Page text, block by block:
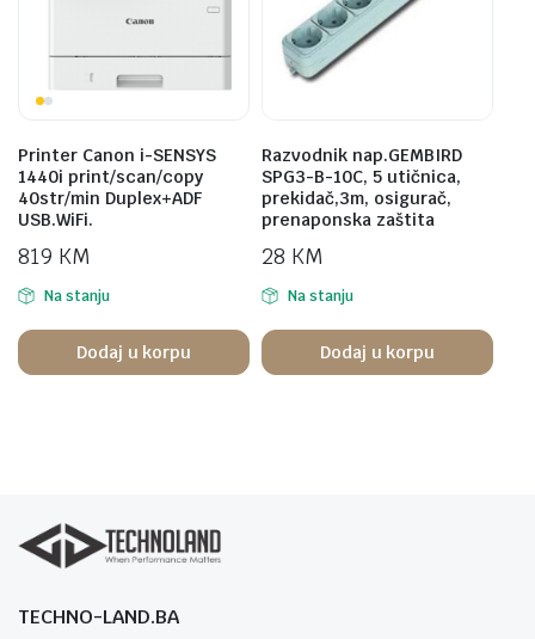
Printer Canon i-SENSYS
1440i print/scan/copy
40str/min Duplex+ADF
USB.WiFi.
819 KM
Na stanju
Dodaj u korpu
Razvodnik nap.GEMBIRD
SPG3-B-10C, 5 utičnica,
prekidač,3m, osigurač,
prenaponska zaštita
28 KM
Na stanju
Dodaj u korpu
TECHNO-LAND.BA